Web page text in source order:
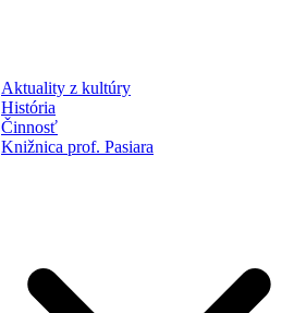
Aktuality z kultúry
História
Činnosť
Knižnica prof. Pasiara